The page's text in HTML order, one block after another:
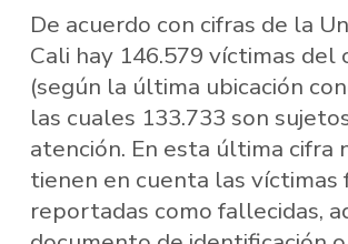
De acuerdo con cifras de la
Cali hay 146.579 víctimas del
(según la última ubicación
las cuales 133.733 son
atención. En esta última cifra
tienen en cuenta las víctimas
reportadas como fallecidas,